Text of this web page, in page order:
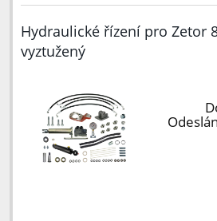
Hydraulické řízení pro Zetor
vyztužený